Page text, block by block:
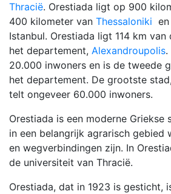
Thracië. Orestiada ligt op 900
400 kilometer van Thessaloniki
Istanbul. Orestiada ligt 114 km
het departement, Alexandroupolis.
20.000 inwoners en is de tweede
het departement. De grootste
telt ongeveer 60.000 inwoners.
Orestiada is een moderne Griekse
in een belangrijk agrarisch gebied
en wegverbindingen zijn. In
de universiteit van Thracië.
Orestiada, dat in 1923 is gesticht,